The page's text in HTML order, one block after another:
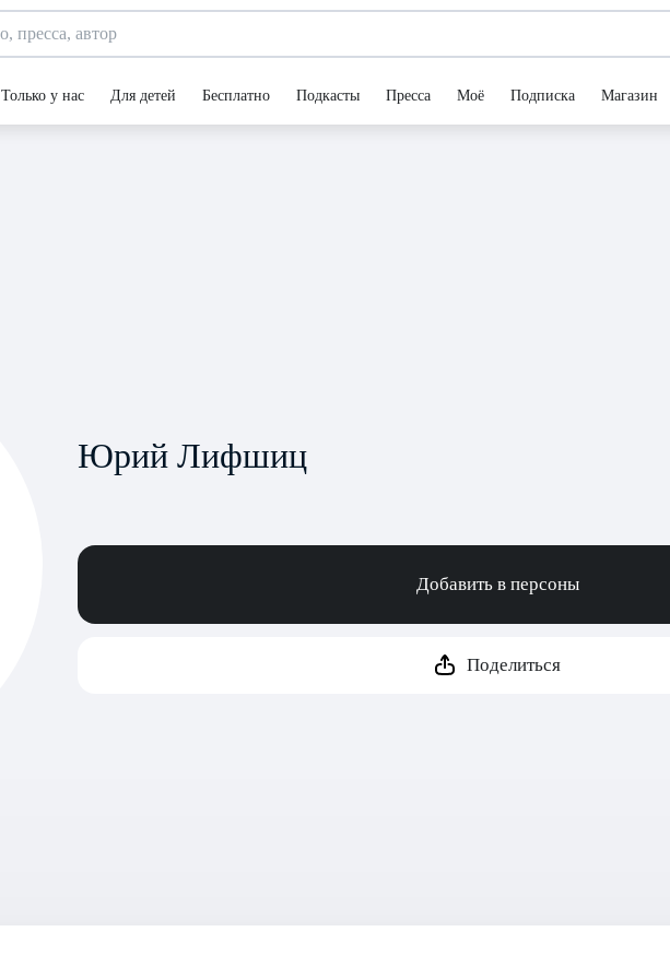
Только у нас Для детей Бесплатно Подкасты Пресса Моё Подписка Магазин
Юрий Лифшиц
Добавить в персоны
Поделиться